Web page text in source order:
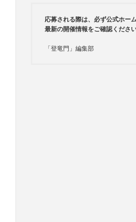
応募される際は、必ず公式ホー
最新の開催情報をご確認ください
「登竜門」編集部